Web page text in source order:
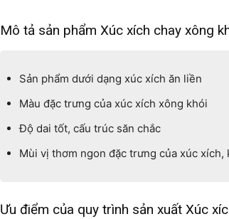
Mô tả sản phẩm Xúc xích chay xông
Sản phẩm dưới dạng xúc xích ăn liền
Màu đặc trưng của xúc xích xông khói
Độ dai tốt, cấu trúc săn chắc
Mùi vị thơm ngon đặc trưng của xúc
Ưu điểm của quy trình sản xuất Xúc